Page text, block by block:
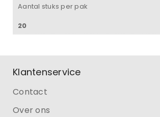
Aantal stuks per pak
20
Klantenservice
Contact
Over ons